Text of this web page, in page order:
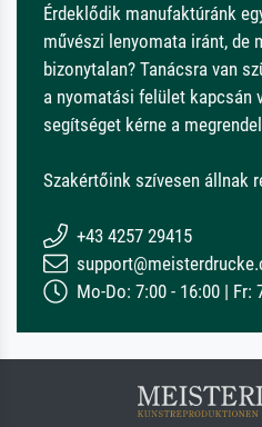
Érdeklődik manufaktúránk
művészi lenyomata iránt, de
bizonytalan? Tanácsra van
a nyomatási felület kapcsán
segítséget kérne a
Szakértőink szívesen állnak
+43 4257 29415
Mo-Do: 7:00 - 16:00 | Fr: